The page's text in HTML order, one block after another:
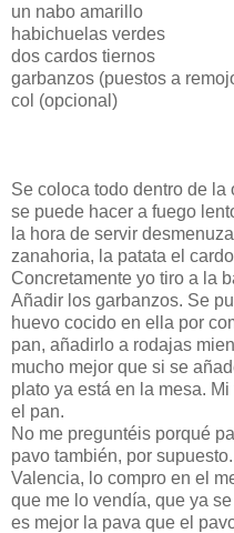
un nabo amarillo
habichuelas verdes
dos cardos tiernos
garbanzos (puestos a
col (opcional)
Se coloca todo dentro de la
se puede hacer a fuego
la hora de servir
zanahoria, la patata el
Concretamente yo tiro a la
Añadir los garbanzos. Se
huevo cocido en ella por
pan, añadirlo a rodajas
mucho mejor que si se
plato ya está en la mesa.
el pan.
No me preguntéis porqué
pavo también, por
Valencia, lo compro en el
que me lo vendía, que ya
es mejor la pava que el